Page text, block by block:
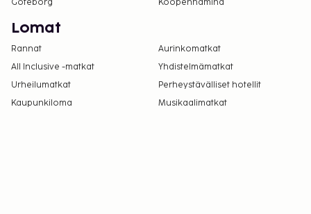
Göteborg
Kööpenhamina
Lomat
Rannat
Aurinkomatkat
All Inclusive -matkat
Yhdistelmämatkat
Urheilumatkat
Perheystävälliset hotellit
Kaupunkiloma
Musikaalimatkat